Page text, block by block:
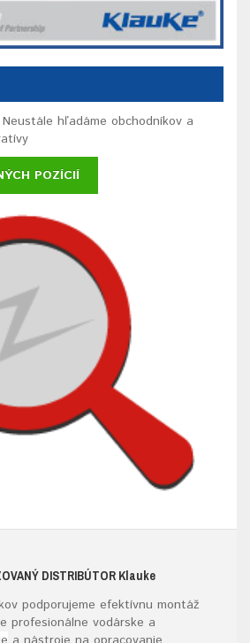
hľadáme obchodníkov a
POZÍCIÍ
DISTRIBÚTOR Klauke
podporujeme efektívnu montáž
profesionálne vodárske a